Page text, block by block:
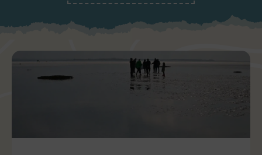
Découvrez aussi...
VOIR TOUTES LES SORTIES